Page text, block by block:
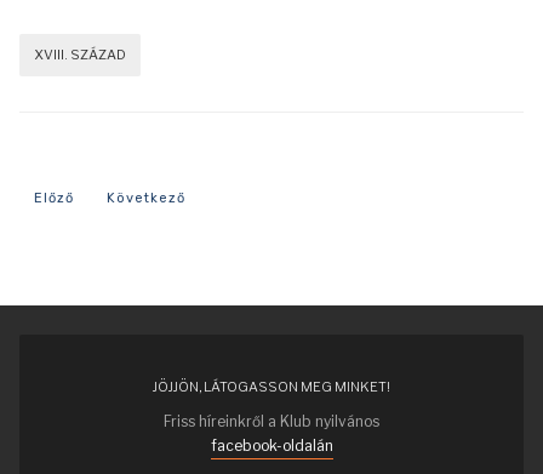
XVIII. SZÁZAD
Előző cikk: 1772-es év eseményei
Előző Következő cikk: 1747-es év eseményei
Következő
JÖJJÖN, LÁTOGASSON MEG MINKET!
Friss híreinkről a Klub nyilvános
facebook-oldalán